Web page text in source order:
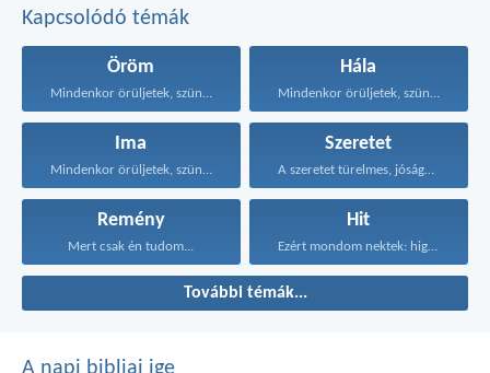
Kapcsolódó témák
Öröm
Mindenkor örüljetek, szüntelenül imádkozzatok...
Hála
Mindenkor örüljetek, szüntelenül imádkozzatok...
Ima
Mindenkor örüljetek, szüntelenül imádkozzatok...
Szeretet
A szeretet türelmes, jóságos...
Remény
Mert csak én tudom...
Hit
Ezért mondom nektek: higgyétek...
További témák...
A napi bibliai ige